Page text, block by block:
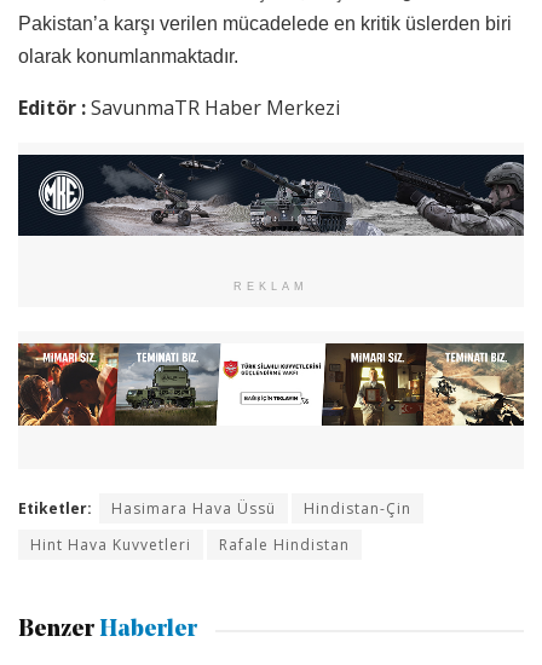
Pakistan’a karşı verilen mücadelede en kritik üslerden biri
olarak konumlanmaktadır.
Editör :SavunmaTR Haber Merkezi
REKLAM
Etiketler: Hasimara Hava Üssü
Hindistan-Çin
Hint Hava Kuvvetleri
Rafale Hindistan
Benzer Haberler